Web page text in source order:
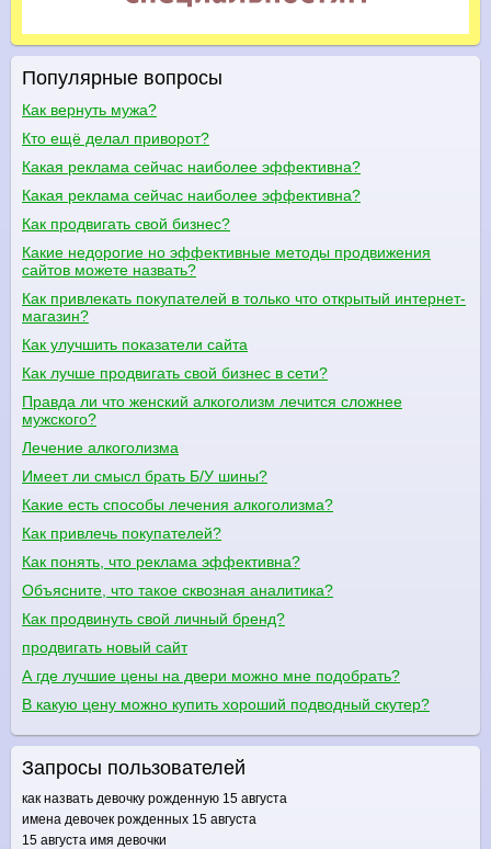
Популярные вопросы
Как вернуть мужа?
Кто ещё делал приворот?
Какая реклама сейчас наиболее эффективна?
Какая реклама сейчас наиболее эффективна?
Как продвигать свой бизнес?
Какие недорогие но эффективные методы продвижения
сайтов можете назвать?
Как привлекать покупателей в только что открытый интернет-
магазин?
Как улучшить показатели сайта
Как лучше продвигать свой бизнес в сети?
Правда ли что женский алкоголизм лечится сложнее
мужского?
Лечение алкоголизма
Имеет ли смысл брать Б/У шины?
Какие есть способы лечения алкоголизма?
Как привлечь покупателей?
Как понять, что реклама эффективна?
Объясните, что такое сквозная аналитика?
Как продвинуть свой личный бренд?
продвигать новый сайт
А где лучшие цены на двери можно мне подобрать?
В какую цену можно купить хороший подводный скутер?
Запросы пользователей
как назвать девочку рожденную 15 августа
имена девочек рожденных 15 августа
15 августа имя девочки